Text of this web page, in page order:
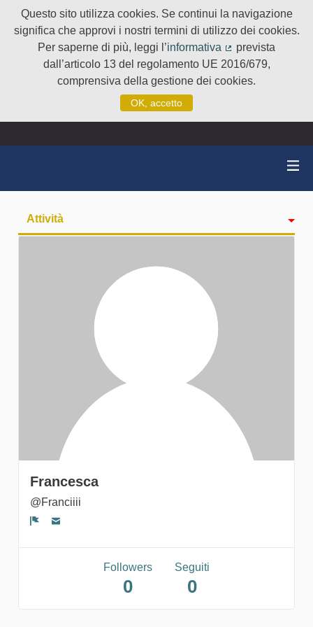
Questo sito utilizza cookies. Se continui la navigazione
significa che approvi i nostri termini di utilizzo dei cookies.
Per saperne di più, leggi l’informativa
(Collegamento
prevista
dall’articolo 13 del regolamento UE 2016/679,
comprensiva della gestione dei cookies.
OK, accetto
Attività
Francesca
@Franciiii
Followers
0
Seguiti
0